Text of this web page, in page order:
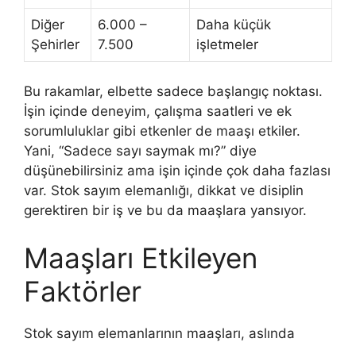
Diğer
Şehirler
6.000 –
7.500
Daha küçük
işletmeler
Bu rakamlar, elbette sadece başlangıç noktası.
İşin içinde deneyim, çalışma saatleri ve ek
sorumluluklar gibi etkenler de maaşı etkiler.
Yani, “Sadece sayı saymak mı?” diye
düşünebilirsiniz ama işin içinde çok daha fazlası
var. Stok sayım elemanlığı, dikkat ve disiplin
gerektiren bir iş ve bu da maaşlara yansıyor.
Maaşları Etkileyen
Faktörler
Stok sayım elemanlarının maaşları, aslında